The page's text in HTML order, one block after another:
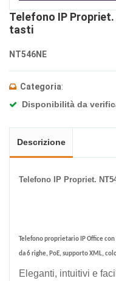
Telefono IP
tasti
NT546NE
Categoria:
Disponibilità da
Descrizione
Telefono IP Propriet.
Telefono proprietario IP Office
da 6 righe, PoE, supporto XML,
Eleganti, intuitivi e